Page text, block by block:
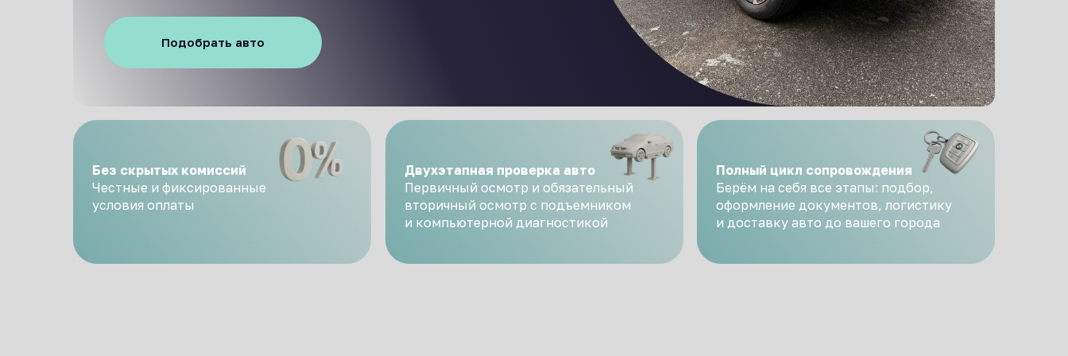
Подобрать авто
Без скрытых комиссий
Честные и фиксированные
условия оплаты
Двухэтапная проверка авто
Первичный осмотр и обязательный
вторичный осмотр с подъемником
и компьютерной диагностикой
Полный цикл сопровождения
Берём на себя все этапы: подбор,
оформление документов, логистику
и доставку авто до вашего города